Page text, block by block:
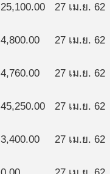
25,100.00 27 เม.ย. 62
4,800.00 27 เม.ย. 62
4,760.00 27 เม.ย. 62
45,250.00 27 เม.ย. 62
3,400.00 27 เม.ย. 62